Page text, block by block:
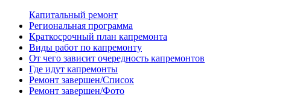
Капитальный ремонт
Региональная программа
Краткосрочный план капремонта
Виды работ по капремонту
От чего зависит очередность капремонтов
Где идут капремонты
Ремонт завершен/Список
Ремонт завершен/Фото